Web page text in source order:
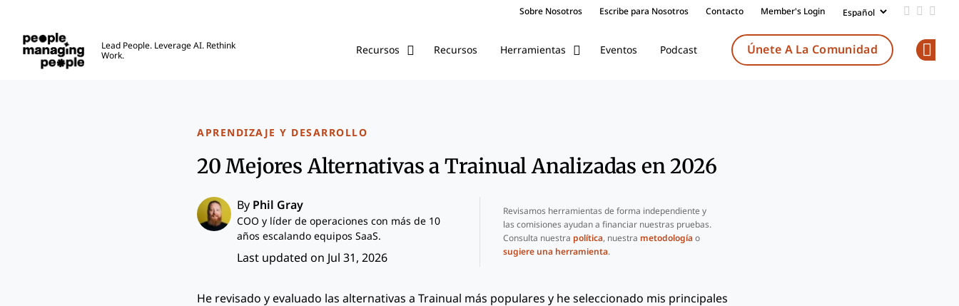
Sobre Nosotros Escribe para Nosotros Contacto Member's Login Add us
Follow
Lead People. Leverage AI. Rethink
Work.
Recursos Recursos Herramientas Eventos Podcast Únete A La Comunidad
APRENDIZAJE Y DESARROLLO
20 Mejores Alternativas a Trainual Analizadas en 2026
By Phil Gray
COO y líder de operaciones con más de 10
años escalando equipos SaaS.
Last updated on Jul 31, 2026
Revisamos herramientas de forma independiente y
las comisiones ayudan a financiar nuestras pruebas.
Consulta nuestra política, nuestra metodologíao
sugiere una herramienta.
He revisado y evaluado las alternativas a Trainual más populares y he seleccionado mis principales